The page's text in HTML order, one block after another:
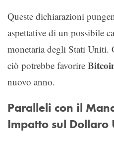
Queste dichiarazioni
aspettative di un possibile
monetaria degli Stati Uniti.
ciò potrebbe favorire
nuovo anno.
Paralleli con il
Impatto sul Dollaro